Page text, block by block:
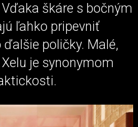
škáre s bočným
ľahko pripevniť
poličky. Malé,
je synonymom